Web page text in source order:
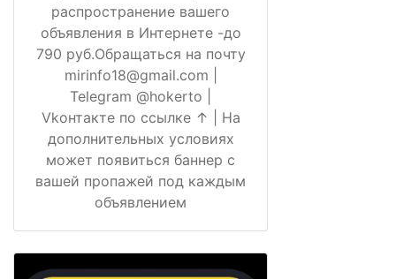
распространение вашего
объявления в Интернете -до
790 руб.Обращаться на почту
mirinfo18@gmail.com |
Telegram @hokerto |
Vkонтакте по ссылке ↑ | На
дополнительных условиях
может появиться баннер с
вашей пропажей под каждым
объявлением